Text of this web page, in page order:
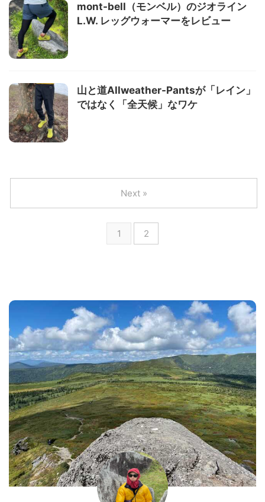
mont-bell（モンベル）のジオライン
L.W. レッグウォーマーをレビュー
山と道Allweather-Pantsが「レイン」
ではなく「全天候」なワケ
1 2
Next »